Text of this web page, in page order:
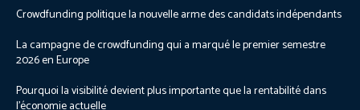
Crowdfunding politique la nouvelle arme des candidats indépendants
La campagne de crowdfunding qui a marqué le premier semestre
2026 en Europe
Pourquoi la visibilité devient plus importante que la rentabilité dans